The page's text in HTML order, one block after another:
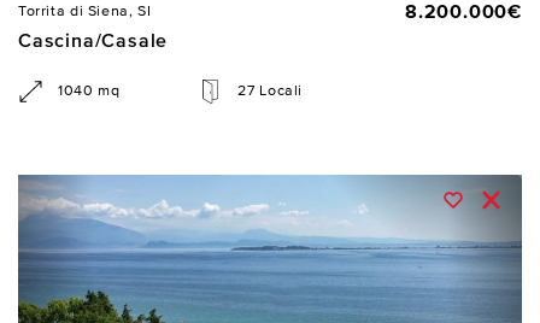
Torrita di Siena, SI
8.200.000€
Cascina/Casale
1040 mq 27 Locali